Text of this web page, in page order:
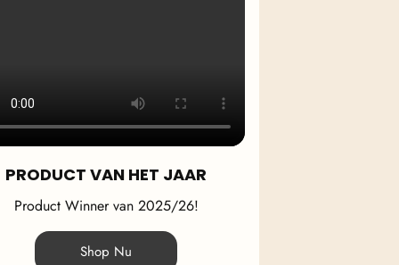
PRODUCT VAN HET JAAR
Product Winner van 2025/26!
Shop Nu